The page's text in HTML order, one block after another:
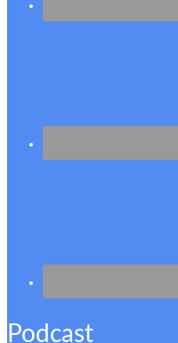
Podcast